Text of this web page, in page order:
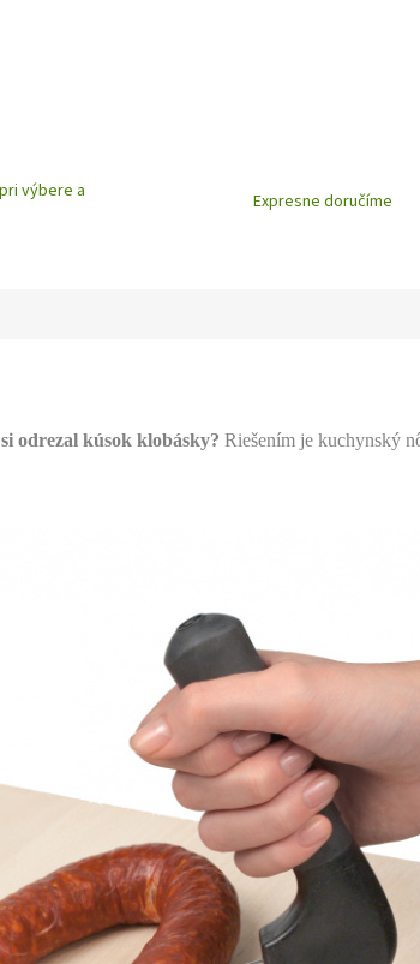
výbere a
Expresne doručíme
odrezal kúsok klobásky? Riešením je kuchynský